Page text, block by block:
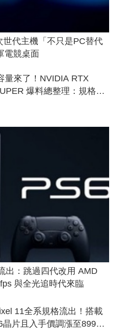
代主機「不只是PC替代
電競桌面
量來了！NVIDIA RTX
爆料總整理：規格、
時間
出：跳過四代改用 AMD
與全光追時代來臨
11全系規格流出！搭載
晶片且入手價調漲至899美